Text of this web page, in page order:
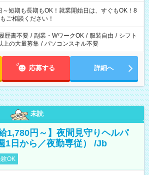
～短期も長期もOK！就業開始日は、すぐもOK！8
ご相談ください！
歴書不要 / 副業・WワークOK / 服装自由 / シフト
上の大量募集 / パソコンスキル不要
応募する 詳細へ
未読
1,780円～】夜間見守りヘルパ
1日から／夜勤専従） /Jb
OK